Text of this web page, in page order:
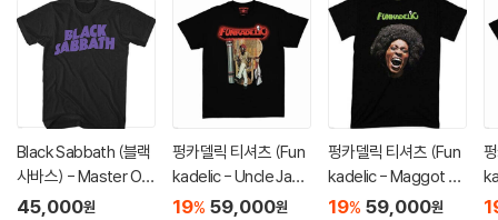
Black Sabbath (블랙
사바스) - Master Of
Reality T-shirt - XL
45,000원
펑카델릭 티셔츠 (Fun
kadelic - Uncle Jam
Peacock Chair - He
19% 59,000원
펑카델릭 티셔츠 (Fun
kadelic - Maggot Br
ain Album Cover - H
19% 59,000원